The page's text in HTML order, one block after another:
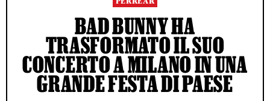
BAD BUNNY HA
TRASFORMATO IL SUO
CONCERTO A MILANO IN UNA
GRANDE FESTA DI PAESE